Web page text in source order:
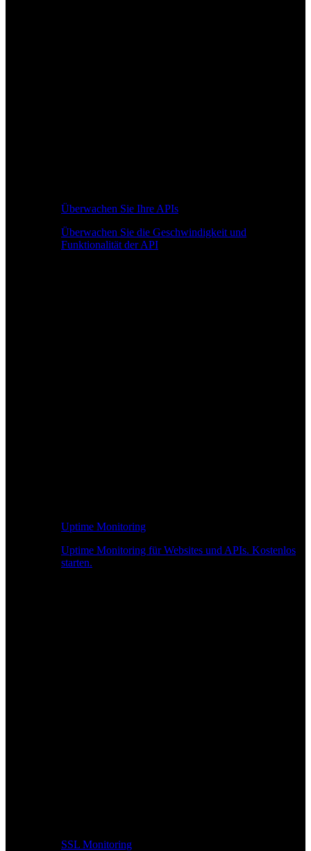
Überwachen Sie Ihre APIs
Überwachen Sie die Geschwindigkeit und
Funktionalität der API
Uptime Monitoring
Uptime Monitoring für Websites und APIs. Kostenlos
starten.
SSL Monitoring